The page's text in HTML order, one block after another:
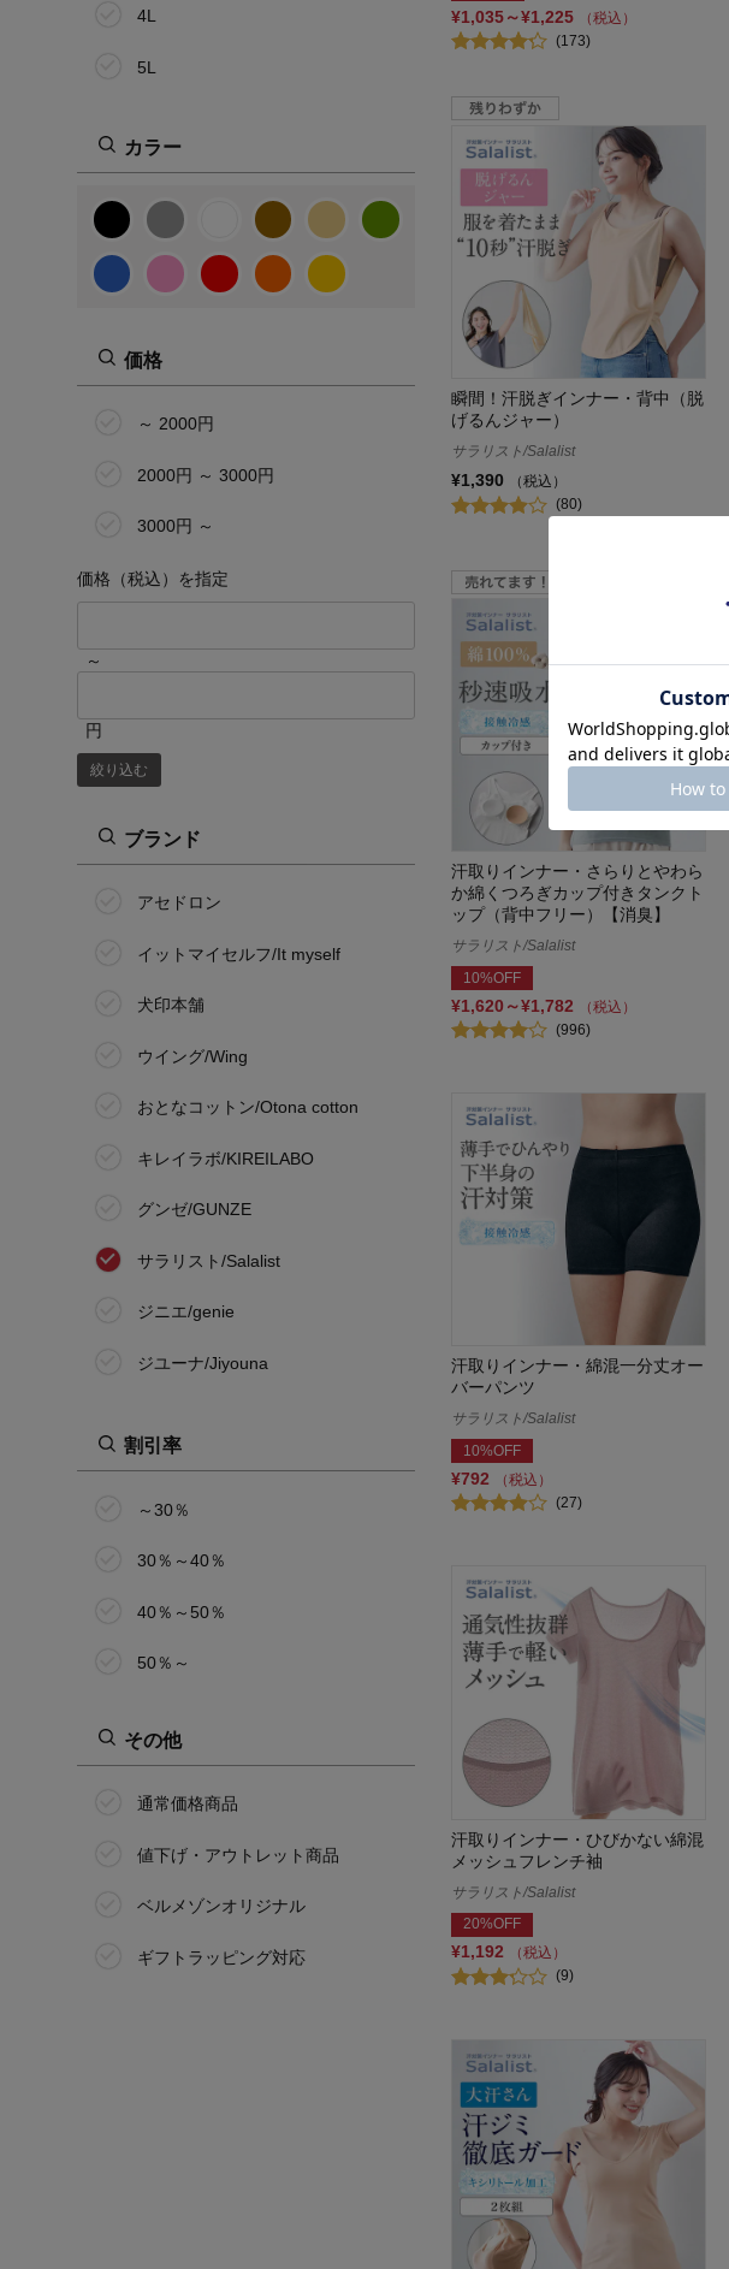
4L
5L
カラー
価格
～ 2000円
2000円 ～ 3000円
3000円 ～
価格（税込）を指定
～
円
絞り込む
ブランド
アセドロン
イットマイセルフ/It myself
犬印本舗
ウイング/Wing
おとなコットン/Otona cotton
キレイラボ/KIREILABO
グンゼ/GUNZE
サラリスト/Salalist
ジニエ/genie
ジユーナ/Jiyouna
竹久夢二
ビースピックス/bspix
冷えとり日和365
ブラデリスニューヨークピー
ホットコット/Hotcott
マイネセサ/my necesa
ミニラボ/mini labo
ムレーヌ
メグエル/megueru
割引率
～30％
30％～40％
40％～50％
50％～
その他
通常価格商品
値下げ・アウトレット商品
ベルメゾンオリジナル
ギフトラッピング対応
¥1,035～¥1,225
（税込）
(173)
瞬間！汗脱ぎインナー・背中（脱
げるんジャー）
サラリスト/Salalist
¥1,390
（税込）
(80)
汗取りインナー・さらりとやわら
か綿くつろぎカップ付きタンクト
ップ（背中フリー）【消臭】
サラリスト/Salalist
10%OFF
¥1,620～¥1,782
（税込）
(996)
汗取りインナー・綿混一分丈オー
バーパンツ
サラリスト/Salalist
10%OFF
¥792
（税込）
(27)
汗取りインナー・ひびかない綿混
メッシュフレンチ袖
サラリスト/Salalist
20%OFF
¥1,192
（税込）
(9)